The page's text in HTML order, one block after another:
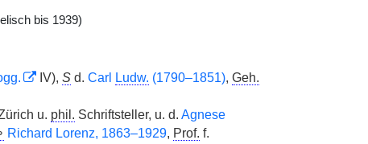
bis 1939)
IV), Sd. Carl Ludw. (1790–1851), Geh.
u. phil. Schriftsteller, u. d. Agnese
Richard Lorenz, 1863–1929, Prof. f.